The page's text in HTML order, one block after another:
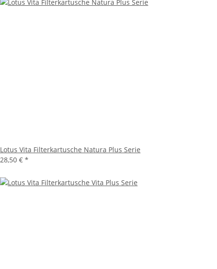
Lotus Vita Filterkartusche Natura Plus Serie
28,50 € *